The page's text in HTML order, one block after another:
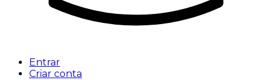
Entrar
Criar conta